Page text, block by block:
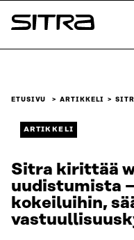
Siirry
suoraan
Sitra
ETUSIVU ARTIKKELI
ARTIKKELI
Sitra kirittää
uudistumista
kokeiluihin,